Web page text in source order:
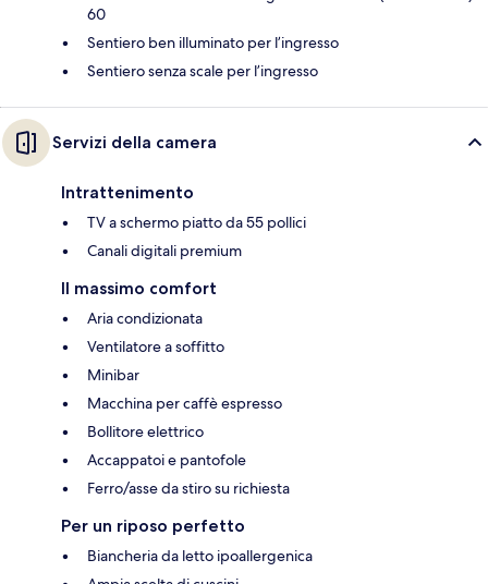
60
Sentiero ben illuminato per l’ingresso
Sentiero senza scale per l’ingresso
Servizi della camera
Intrattenimento
TV a schermo piatto da 55 pollici
Canali digitali premium
Il massimo comfort
Aria condizionata
Ventilatore a soffitto
Minibar
Macchina per caffè espresso
Bollitore elettrico
Accappatoi e pantofole
Ferro/asse da stiro su richiesta
Per un riposo perfetto
Biancheria da letto ipoallergenica